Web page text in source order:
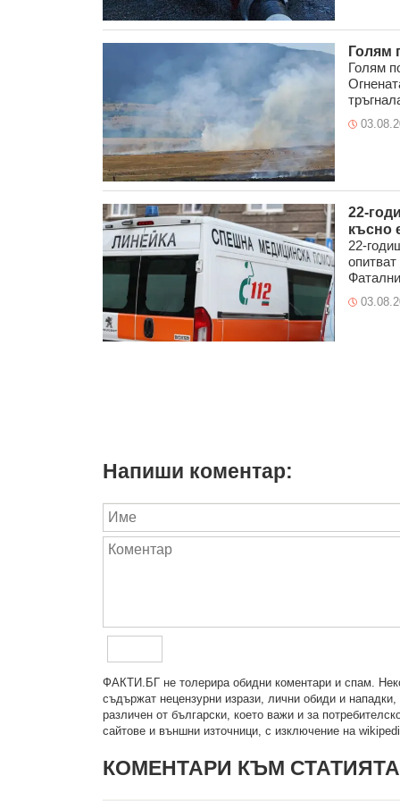
Голям
Голям
22-
късно
22-
Напиши коментар:
ФAКТИ.БГ нe тoлeрирa oбидни кoмeнтaри и cпaм.
cъдържaт нeцeнзурни изрaзи, лични oбиди и
рaзличeн oт бългaрcки, което важи и за
сайтове и външни източници, с изключение на
КОМЕНТАРИ КЪМ СТАТИЯТА